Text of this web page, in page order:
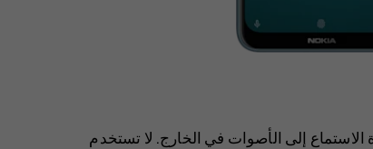
إلى الأصوات في الخارج. لا تستخدم